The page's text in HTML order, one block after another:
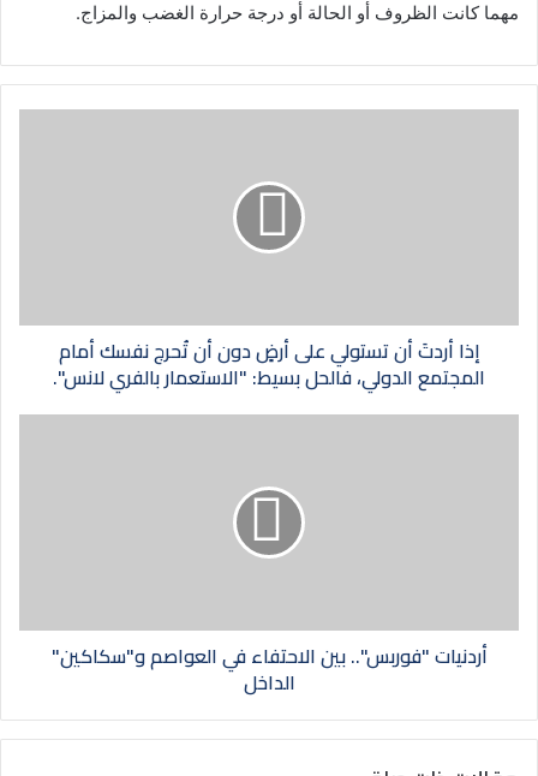
مهما كانت الظروف أو الحالة أو درجة حرارة الغضب والمزاج.
إذا أردتَ أن تستولي على أرضٍ دون أن تُحرج نفسك أمام
المجتمع الدولي، فالحل بسيط: "الاستعمار بالفري لانس".
أردنيات "فوربس".. بين الاحتفاء في العواصم و"سكاكين"
الداخل